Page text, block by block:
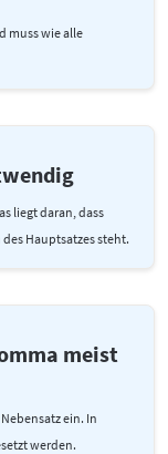
muss wie alle
liegt daran, dass
Hauptsatzes steht.
meist
ein. In
werden.